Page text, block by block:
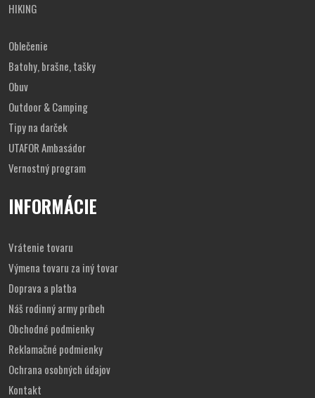
HIKING
Oblečenie
Batohy, brašne, tašky
Obuv
Outdoor & Camping
Tipy na darček
UTAFOR Ambasádor
Vernostný program
INFORMÁCIE
Vrátenie tovaru
Výmena tovaru za iný tovar
Doprava a platba
Náš rodinný army príbeh
Obchodné podmienky
Reklamačné podmienky
Ochrana osobných údajov
Kontakt